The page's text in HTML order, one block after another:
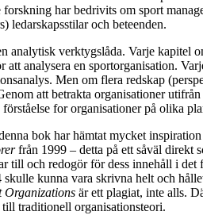
har bedrivits om sport
ledarskapsstilar och beteenden.
analytisk verktygslåda. Varje kapitel
att analysera en sportorganisation.
Men om flera redskap
att betrakta organisationer
for organisationer på olika
bok har hämtat mycket
från 1999 – detta på ett såväl direkt
till och redogör för dess innehåll i det
kunna vara skrivna helt och
Organizations är ett plagiat, inte alls.
traditionell organisationsteori.